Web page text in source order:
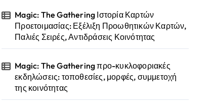
Magic: The Gathering Ιστορία Καρτών
Προετοιμασίας: Εξέλιξη Προωθητικών Καρτών,
Παλιές Σειρές, Αντιδράσεις Κοινότητας
Magic: The Gathering προ-κυκλοφοριακές
εκδηλώσεις: τοποθεσίες, μορφές, συμμετοχή
της κοινότητας